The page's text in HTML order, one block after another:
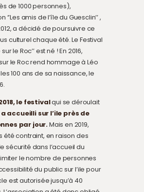
de 1000 personnes),
‘’Les amis de l’île du Guesclin’’ ,
a décidé de poursuivre ce
culturel chaque été. Le Festival
le Roc’’ est né ! En 2016,
le Roc rend hommage à Léo
100 ans de sa naissance, le
le festivalqui se déroulait
a accueilli sur l’ile près de
par jour.Mais en 2019,
été contraint, en raison des
sécurité dans l’accueil du
le nombre de personnes
du public sur l’ile pour
est autorisée jusqu’à 40